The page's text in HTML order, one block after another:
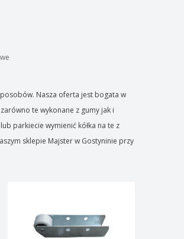
Nasza oferta jest bogata w
te wykonane z gumy jak i
parkiecie wymienić kółka na te z
sklepie Majster w Gostyninie przy